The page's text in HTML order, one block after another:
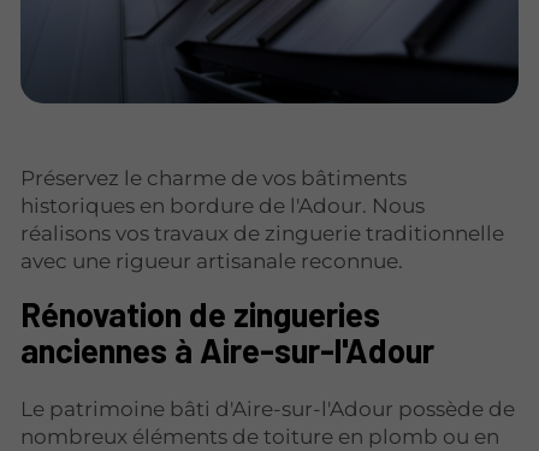
Préservez le charme de vos bâtiments
historiques en bordure de l'Adour. Nous
réalisons vos travaux de zinguerie traditionnelle
avec une rigueur artisanale reconnue.
Rénovation de zingueries
anciennes à Aire-sur-l'Adour
Le patrimoine bâti d'Aire-sur-l'Adour possède de
nombreux éléments de toiture en plomb ou en